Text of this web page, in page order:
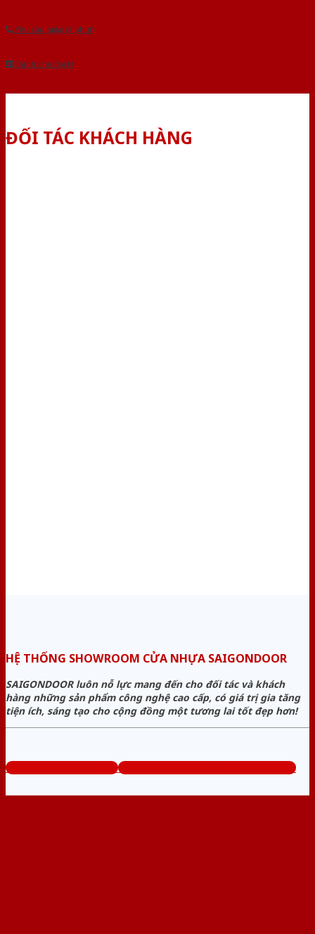
Yêu cầu gọi lại (3 phút)
Dành cho đại lý
ĐỐI TÁC KHÁCH HÀNG
HỆ THỐNG SHOWROOM CỬA NHỰA SAIGONDOOR
SAIGONDOOR luôn nỗ lực mang đến cho đối tác và khách
hàng những sản phẩm công nghệ cao cấp, có giá trị gia tăng
tiện ích, sáng tạo cho cộng đồng một tương lai tốt đẹp hơn!
www.sieuthicuanhua.net Tổng đài tư vấn miễn phí: 0824.400.400